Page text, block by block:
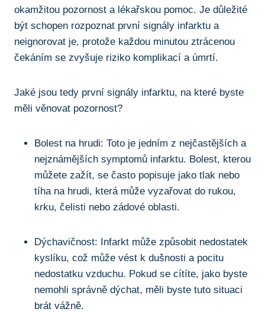
okamžitou pozornost a lékařskou⁢ pomoc. ⁢Je důležité
být schopen⁤ rozpoznat ​první ‌signály ‍infarktu a
neignorovat je, protože každou minutou ztrácenou
čekáním se zvyšuje riziko komplikací a úmrtí.
Jaké jsou tedy první signály ⁢infarktu, na ​které byste
měli věnovat pozornost?
Bolest na⁣ hrudi: Toto ⁢je jedním z nejčastějších a
nejznámějších symptomů infarktu. Bolest, kterou
‍můžete zažít, se často popisuje jako tlak⁢ nebo
tíha‍ na ⁣hrudi, která může vyzařovat ⁢do rukou,
krku, čelisti nebo zádové oblasti.
Dýchavičnost: Infarkt může způsobit nedostatek
kyslíku, což může ​vést k dušnosti a pocitu
nedostatku vzduchu. Pokud se cítíte,​ jako byste
nemohli správně dýchat,⁢ měli byste tuto situaci
brát vážně.